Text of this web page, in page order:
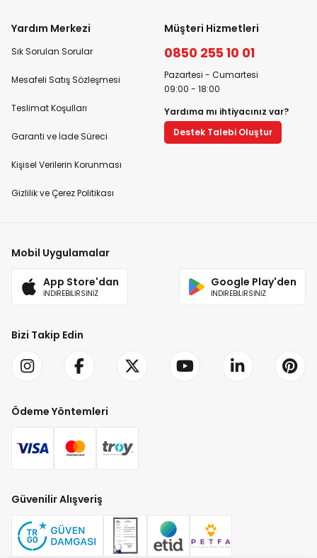
Yardım Merkezi
Sık Sorulan Sorular
Mesafeli Satış Sözleşmesi
Teslimat Koşulları
Garanti ve İade Süreci
Kişisel Verilerin Korunması
Gizlilik ve Çerez Politikası
Müşteri Hizmetleri
0850 255 10 01
Pazartesi - Cumartesi
09:00 - 18:00
Yardıma mı ihtiyacınız var?
Destek Talebi Oluştur
Mobil Uygulamalar
App Store'dan
İNDİREBİLİRSİNİZ
Google Play'den
İNDİREBİLİRSİNİZ
Bizi Takip Edin
Ödeme Yöntemleri
Güvenilir Alışveriş